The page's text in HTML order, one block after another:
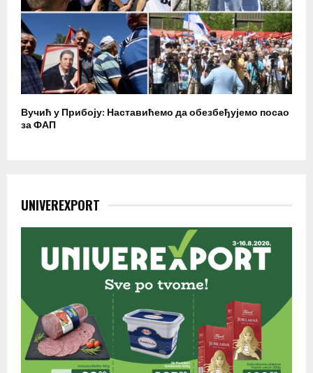
Вучић у Прибоју: Наставићемо да обезбеђујемо посао
за ФАП
UNIVEREXPORT